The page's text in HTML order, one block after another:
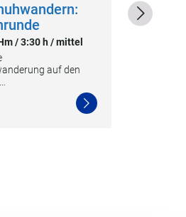
/ 3:30 h / mittel
auf den
WAB -